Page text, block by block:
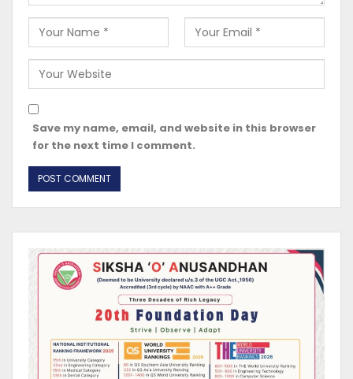
Save my name, email, and website in this browser
for the next time I comment.